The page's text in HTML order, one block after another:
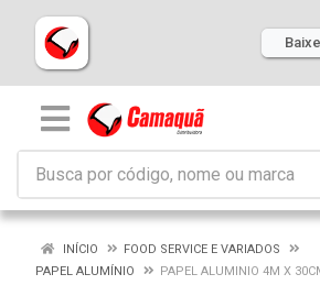
INÍCIO
FOOD SERVICE E VARIADOS
PAPEL ALUMÍNIO
PAPEL ALUMINIO 4M X